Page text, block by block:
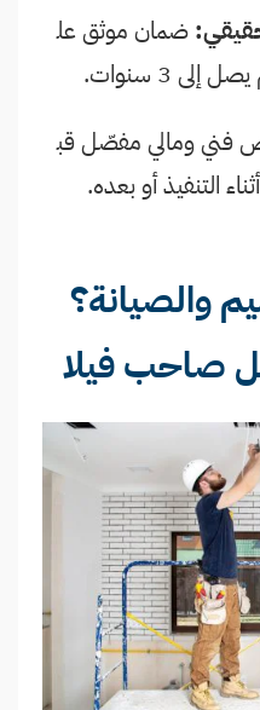
ضمان موثق عل
3 سنوات.
فني ومالي مفصّل قب
التنفيذ أو بعده.
والصيانة؟
صاحب فيلا